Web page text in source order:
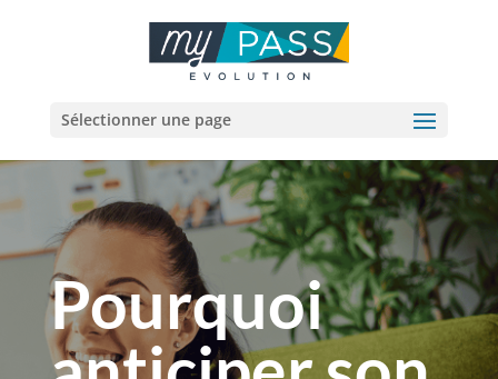
Sélectionner une page
Pourquoi